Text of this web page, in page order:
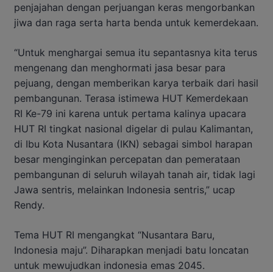
penjajahan dengan perjuangan keras mengorbankan
jiwa dan raga serta harta benda untuk kemerdekaan.
“Untuk menghargai semua itu sepantasnya kita terus
mengenang dan menghormati jasa besar para
pejuang, dengan memberikan karya terbaik dari hasil
pembangunan. Terasa istimewa HUT Kemerdekaan
RI Ke-79 ini karena untuk pertama kalinya upacara
HUT RI tingkat nasional digelar di pulau Kalimantan,
di Ibu Kota Nusantara (IKN) sebagai simbol harapan
besar menginginkan percepatan dan pemerataan
pembangunan di seluruh wilayah tanah air, tidak lagi
Jawa sentris, melainkan Indonesia sentris,” ucap
Rendy.
Tema HUT RI mengangkat “Nusantara Baru,
Indonesia maju”. Diharapkan menjadi batu loncatan
untuk mewujudkan indonesia emas 2045.